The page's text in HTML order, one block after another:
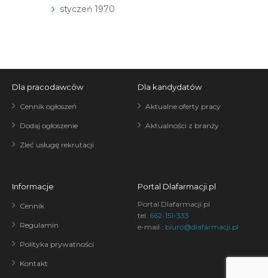
styczeń 1970
Dla pracodawców
Cennik ogłoszeń
Dodaj ogłoszenie
Zleć usługę rekrutacji
Dla kandydatów
Aktualne oferty pracy
Aktualności z branży
Informacje
Cennik
Regulamin
Polityka prywatności
Kontakt
Portal Dlafarmacji.pl
Portal Dlafarmacji.pl
tel. 662-151-333
e-mail : biuro@dlafarmacji.pl